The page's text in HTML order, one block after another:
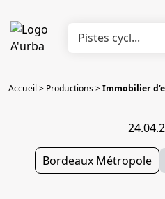
Accueil> Productions>Immobilier
Bordeaux Métropole